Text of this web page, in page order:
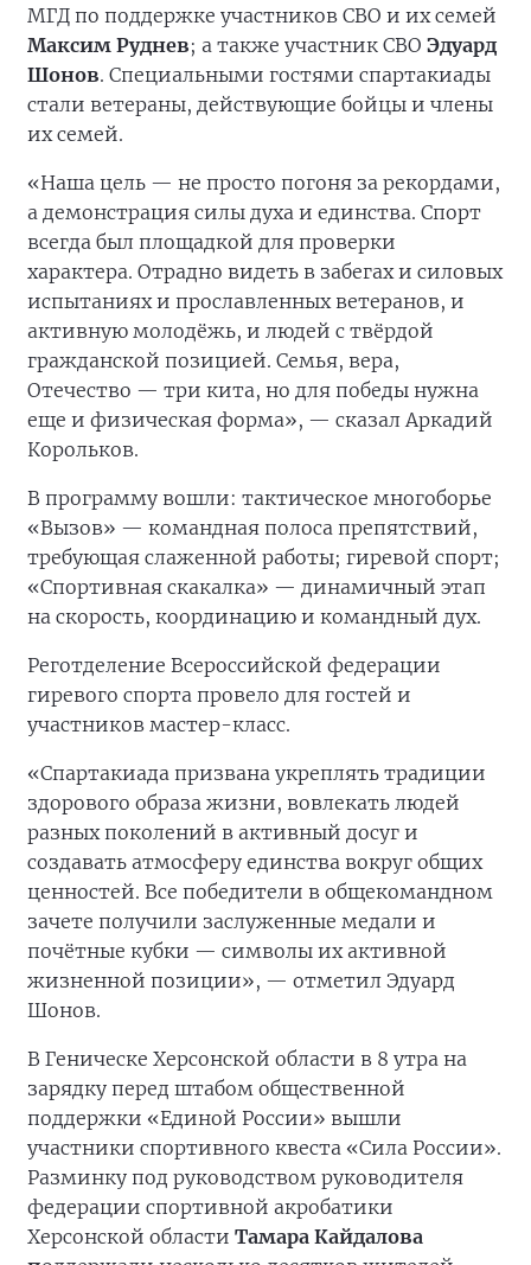
МГД по поддержке участников СВО и их семей
Максим Руднев; а также участник СВО Эдуард
Шонов. Специальными гостями спартакиады
стали ветераны, действующие бойцы и члены
их семей.
«Наша цель — не просто погоня за рекордами,
а демонстрация силы духа и единства. Спорт
всегда был площадкой для проверки
характера. Отрадно видеть в забегах и силовых
испытаниях и прославленных ветеранов, и
активную молодёжь, и людей с твёрдой
гражданской позицией. Семья, вера,
Отечество — три кита, но для победы нужна
еще и физическая форма», — сказал Аркадий
Корольков.
В программу вошли: тактическое многоборье
«Вызов» — командная полоса препятствий,
требующая слаженной работы; гиревой спорт;
«Спортивная скакалка» — динамичный этап
на скорость, координацию и командный дух.
Реготделение Всероссийской федерации
гиревого спорта провело для гостей и
участников мастер-класс.
«Спартакиада призвана укреплять традиции
здорового образа жизни, вовлекать людей
разных поколений в активный досуг и
создавать атмосферу единства вокруг общих
ценностей. Все победители в общекомандном
зачете получили заслуженные медали и
почётные кубки — символы их активной
жизненной позиции», — отметил Эдуард
Шонов.
В Геническе Херсонской области в 8 утра на
зарядку перед штабом общественной
поддержки «Единой России» вышли
участники спортивного квеста «Сила России».
Разминку под руководством руководителя
федерации спортивной акробатики
Херсонской области Тамара Кайдалова